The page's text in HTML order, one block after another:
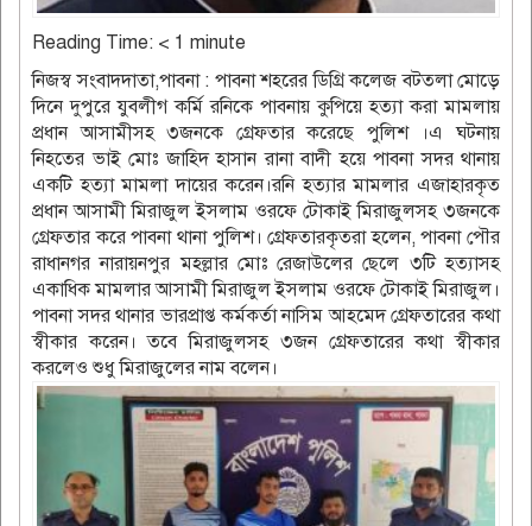
Reading Time: < 1 minute
নিজস্ব সংবাদদাতা,পাবনা : পাবনা শহরের ডিগ্রি কলেজ বটতলা মোড়ে
দিনে দুপুরে যুবলীগ কর্মি রনিকে ‍পাবনায় কুপিয়ে হত্যা করা মামলায়
প্রধান আসামীসহ ৩জনকে গ্রেফতার করেছে পুলিশ ।এ ঘটনায়
নিহতের ভাই মোঃ জাহিদ হাসান রানা বাদী হয়ে পাবনা সদর থানায়
একটি হত্যা মামলা দায়ের করেন।রনি হত্যার মামলার এজাহারকৃত
প্রধান আসামী মিরাজুল ইসলাম ওরফে টোকাই মিরাজুলসহ ৩জনকে
গ্রেফতার করে পাবনা থানা পুলিশ। গ্রেফতারকৃতরা হলেন, পাবনা পৌর
রাধানগর নারায়নপুর মহল্লার মোঃ রেজাউলের ছেলে ৩টি হত্যাসহ
একাধিক মামলার আসামী মিরাজুল ইসলাম ওরফে টোকাই মিরাজুল।
পাবনা সদর থানার ভারপ্রাপ্ত কর্মকর্তা নাসিম আহমেদ গ্রেফতারের কথা
স্বীকার করেন। তবে মিরাজুলসহ ৩জন গ্রেফতারের কথা স্বীকার
করলেও শুধু মিরাজুলের নাম বলেন।